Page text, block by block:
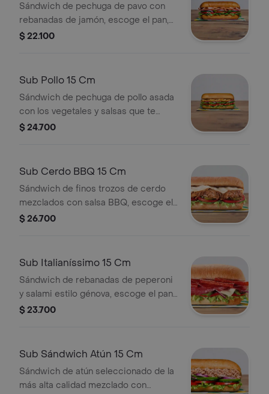
Sándwich de pechuga de pavo con
rebanadas de jamón, escoge el pan,
queso, vegetales y salsas que
$ 22.100
Sub Pollo 15 Cm
Sándwich de pechuga de pollo asada
con los vegetales y salsas que te
encantaran, escoge el pan, queso,
$ 24.700
Sub Cerdo BBQ 15 Cm
Sándwich de finos trozos de cerdo
mezclados con salsa BBQ, escoge el
pan, queso, vegetales y salsas que
$ 26.700
Sub Italianíssimo 15 Cm
Sándwich de rebanadas de peperoni
y salami estilo génova, escoge el pan,
queso, vegetales y salsas que
$ 23.700
Sub Sándwich Atún 15 Cm
Sándwich de atún seleccionado de la
más alta calidad mezclado con